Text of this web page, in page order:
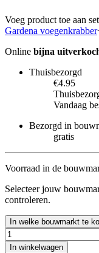
Voeg product toe aan set
Gardena voegenkrabber
Online bijna
Thuisbezorgd
€4.95
Vandaag
Bezorgd in
gratis
Voorraad in de
Selecteer jouw
controleren.
In welke bouwmarkt te
In winkelwagen